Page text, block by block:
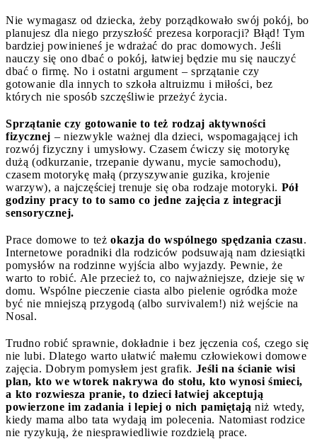
Nie wymagasz od dziecka, żeby porządkowało swój pokój, bo
planujesz dla niego przyszłość prezesa korporacji? Błąd! Tym
bardziej powinieneś je wdrażać do prac domowych. Jeśli
nauczy się ono dbać o pokój, łatwiej będzie mu się nauczyć
dbać o firmę. No i ostatni argument – sprzątanie czy
gotowanie dla innych to szkoła altruizmu i miłości, bez
których nie sposób szczęśliwie przeżyć życia.
Sprzątanie czy gotowanie to też rodzaj aktywności
fizycznej – niezwykle ważnej dla dzieci, wspomagającej ich
rozwój fizyczny i umysłowy. Czasem ćwiczy się motorykę
dużą (odkurzanie, trzepanie dywanu, mycie samochodu),
czasem motorykę małą (przyszywanie guzika, krojenie
warzyw), a najczęściej trenuje się oba rodzaje motoryki. Pół
godziny pracy to to samo co jedne zajęcia z integracji
sensorycznej.
Prace domowe to też okazja do wspólnego spędzania czasu.
Internetowe poradniki dla rodziców podsuwają nam dziesiątki
pomysłów na rodzinne wyjścia albo wyjazdy. Pewnie, że
warto to robić. Ale przecież to, co najważniejsze, dzieje się w
domu. Wspólne pieczenie ciasta albo pielenie ogródka może
być nie mniejszą przygodą (albo survivalem!) niż wejście na
Nosal.
Trudno robić sprawnie, dokładnie i bez jęczenia coś, czego się
nie lubi. Dlatego warto ułatwić małemu człowiekowi domowe
zajęcia. Dobrym pomysłem jest grafik. Jeśli na ścianie wisi
plan, kto we wtorek nakrywa do stołu, kto wynosi śmieci,
a kto rozwiesza pranie, to dzieci łatwiej akceptują
powierzone im zadania i lepiej o nich pamiętają niż wtedy,
kiedy mama albo tata wydają im polecenia. Natomiast rodzice
nie ryzykują, że niesprawiedliwie rozdzielą prace.